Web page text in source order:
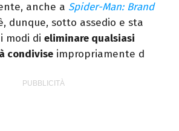
anche a Spider-Man: Brand
dunque, sotto assedio e sta
modi di eliminare qualsiasi
condivise impropriamente d